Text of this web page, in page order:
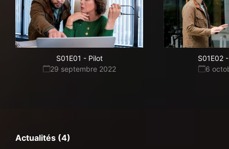
S01E01 - Pilot
29 septembre 2022
S01E02 -
6
Actualités (4)